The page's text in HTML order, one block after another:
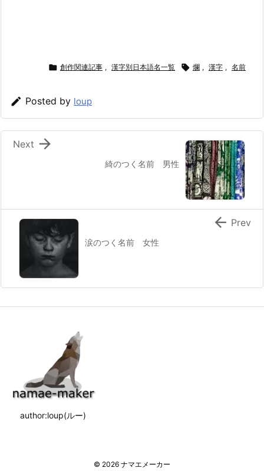
 創作関連記事 , 漢字別日本語名一覧  爛 , 漢字 , 名前
 Posted by loup
綺のつく名前 男性

Next
涙のつく名前 女性
 Prev
author:loup(ルー)
© 2026 ナマエメーカー